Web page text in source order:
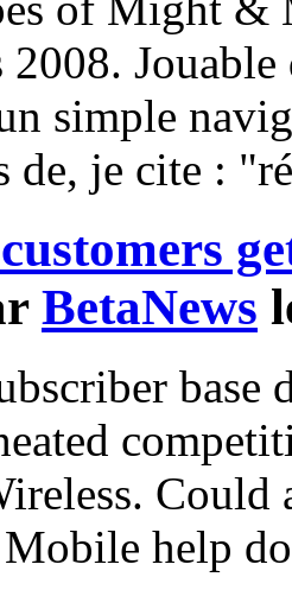
2008.
simple
de, je cite :
BetaNews
base
help